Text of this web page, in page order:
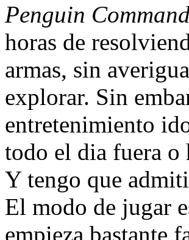
Penguin
horas de
armas, sin
explorar. Sin
entretenimiento
todo el dia fuera o
Y tengo que
El modo de jugar
empieza bastante